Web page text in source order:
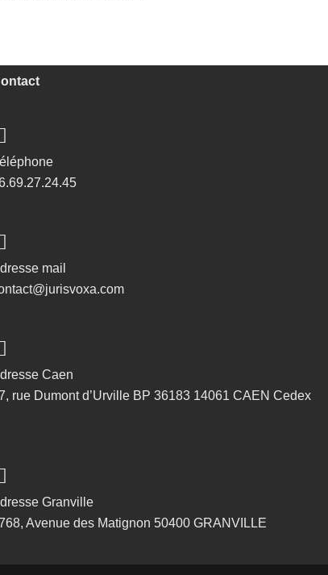
mail
Caen
rue Dumont d’Urville BP 36183 14061 CAEN Cedex
Granville
Avenue des Matignon 50400 GRANVILLE